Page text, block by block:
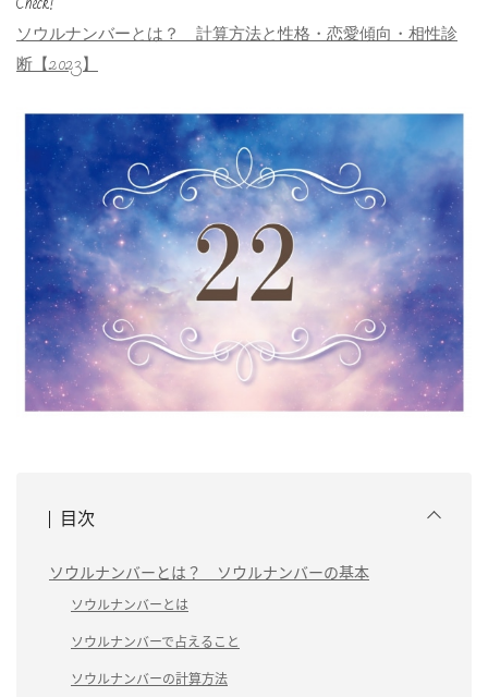
ソウルナンバーとは？ 計算方法と性格・恋愛傾向・相性診
断【2023】
目次
ソウルナンバーとは？ ソウルナンバーの基本
ソウルナンバーとは
ソウルナンバーで占えること
ソウルナンバーの計算方法